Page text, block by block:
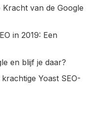
Kracht van de Google
in 2019: Een
en blijf je daar?
Yoast SEO-